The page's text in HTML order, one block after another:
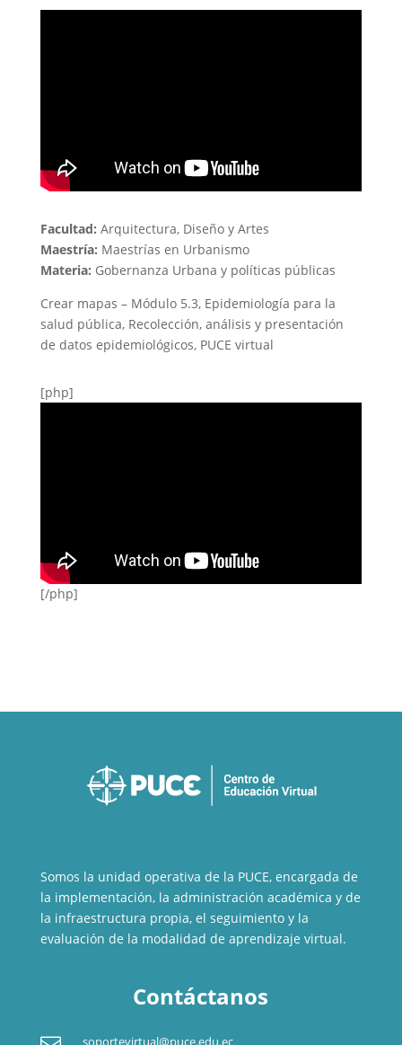
Facultad: Arquitectura, Diseño y Artes
Maestría: Maestrías en Urbanismo
Materia: Gobernanza Urbana y políticas públicas
Crear mapas – Módulo 5.3, Epidemiología para la
salud pública, Recolección, análisis y presentación
de datos epidemiológicos, PUCE virtual
[php]
[/php]
Somos la unidad operativa de la PUCE, encargada de
la implementación, la administración académica y de
la infraestructura propia, el seguimiento y la
evaluación de la modalidad de aprendizaje virtual.
Contáctanos
soportevirtual@puce.edu.ec